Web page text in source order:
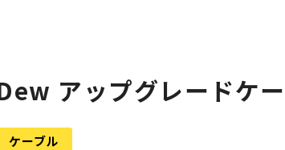
アップグレードケ
ケーブル